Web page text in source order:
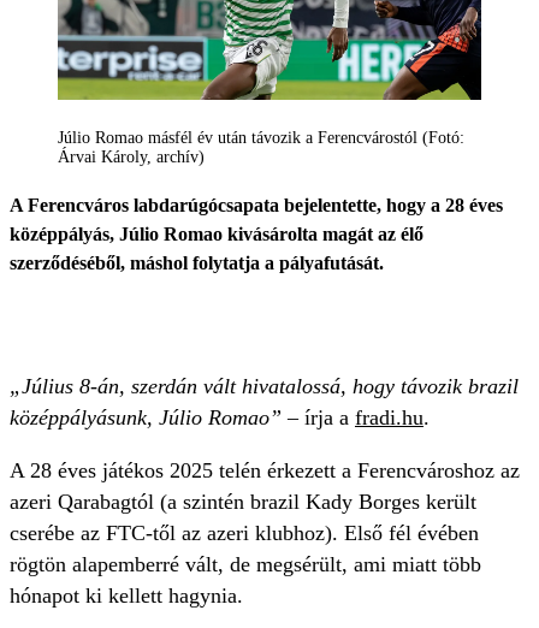
Júlio Romao másfél év után távozik a Ferencvárostól (Fotó:
Árvai Károly, archív)
A Ferencváros labdarúgócsapata bejelentette, hogy a 28 éves
középpályás, Júlio Romao kivásárolta magát az élő
szerződéséből, máshol folytatja a pályafutását.
„Július 8-án, szerdán vált hivatalossá, hogy távozik brazil
középpályásunk, Júlio Romao”– írja a fradi.hu.
A 28 éves játékos 2025 telén érkezett a Ferencvároshoz az
azeri Qarabagtól (a szintén brazil Kady Borges került
cserébe az FTC-től az azeri klubhoz). Első fél évében
rögtön alapemberré vált, de megsérült, ami miatt több
hónapot ki kellett hagynia.